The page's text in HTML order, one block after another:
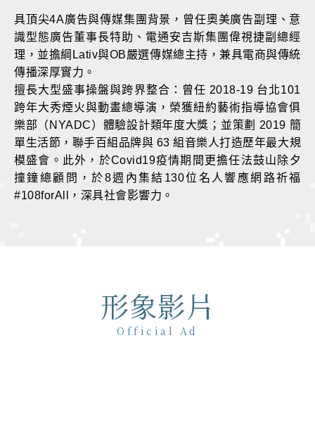
具頂尖4A廣告與傳媒集團背景，曾任奧美廣告副理、意
識型態廣告董事長特助、電通安吉斯集團偉視捷副總經
理，並擔綱Lativ與OB嚴選傳媒總主持，兼具電商與傳統
傳播深厚實力。
擅長大型盛事操盤與跨界整合：曾任 2018-19 台北101
跨年大秀煙火與動畫總導演，榮獲紐約藝術指導協會俱
樂部（NYADC）體驗設計類年度大獎；並策劃 2019 簡
單生活節，聯手百組品牌與 63 組音樂人打造歷年最大規
模盛會。此外，於Covid19疫情期間更擔任法鼓山除夕
撞鐘總顧問，於8週內集結130位名人響應網路祈福
#108forAll，深具社會影響力。
形象影片
Official Ad